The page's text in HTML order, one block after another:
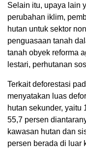
Selain itu, upaya lain
perubahan iklim,
hutan untuk sektor
penguasaan tanah
tanah obyek reforma
lestari, perhutanan
Terkait deforestasi
menyatakan luas
hutan sekunder, yaitu
55,7 persen
kawasan hutan dan
persen berada di luar